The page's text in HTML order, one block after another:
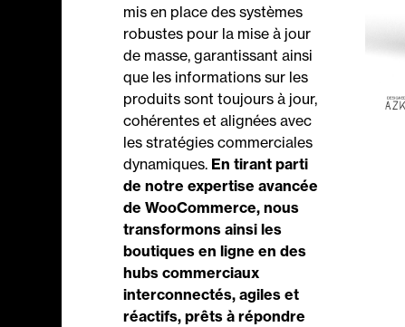
mis en place des systèmes
robustes pour la mise à jour
de masse, garantissant ainsi
que les informations sur les
produits sont toujours à jour,
cohérentes et alignées avec
les stratégies commerciales
dynamiques. En tirant parti
de notre expertise avancée
de WooCommerce, nous
transformons ainsi les
boutiques en ligne en des
hubs commerciaux
interconnectés, agiles et
réactifs, prêts à répondre